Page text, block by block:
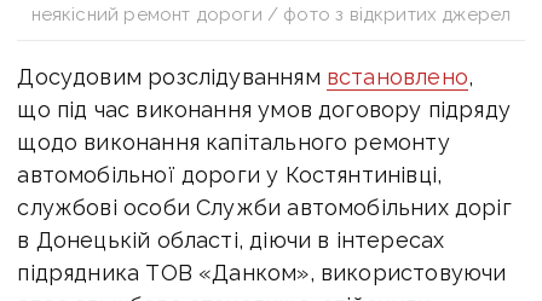
неякісний ремонт дороги / фото з відкритих джерел
Досудовим розслідуванням встановлено,
що під час виконання умов договору підряду
щодо виконання капітального ремонту
автомобільної дороги у Костянтинівці,
службові особи Служби автомобільних доріг
в Донецькій області, діючи в інтересах
підрядника ТОВ «Данком», використовуючи